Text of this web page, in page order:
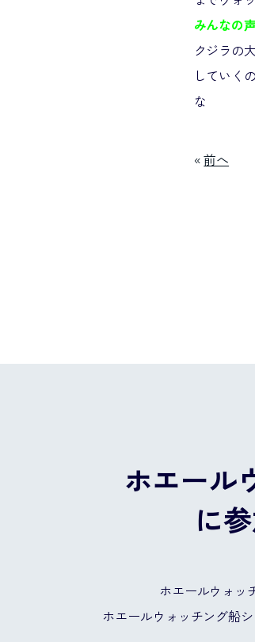
みんなの
クジラの
していく
な
«前へ
ホエール
に
ホエールウォッ
ホエールウォッチング船